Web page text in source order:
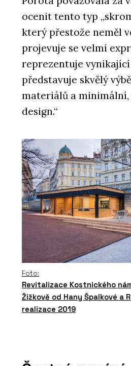
ocenit tento typ
který přestože neměl
projevuje se velmi
reprezentuje
představuje skvělý
materiálů a
design.“
Foto:
Revitalizace Kostnického
Žižkově od Hany Špalkové a
realizace 2019